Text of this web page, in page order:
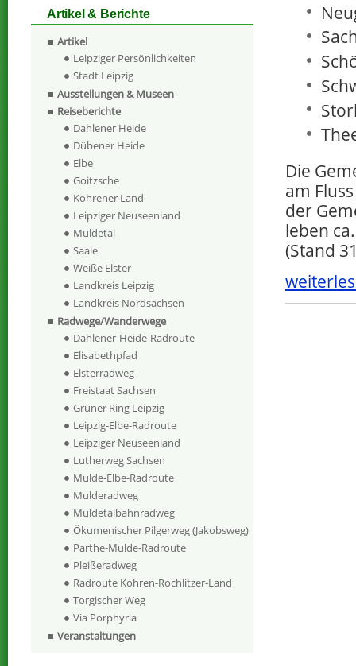
Die
am
der
leben
(Stand
Artikel & Berichte
Artikel
Leipziger Persönlichkeiten
Stadt Leipzig
Ausstellungen & Museen
Reiseberichte
Dahlener Heide
Dübener Heide
Elbe
Goitzsche
Kohrener Land
Leipziger Neuseenland
Muldetal
Saale
Weiße Elster
Landkreis Leipzig
Landkreis Nordsachsen
Radwege/Wanderwege
Dahlener-Heide-Radroute
Elisabethpfad
Elsterradweg
Freistaat Sachsen
Grüner Ring Leipzig
Leipzig-Elbe-Radroute
Leipziger Neuseenland
Lutherweg Sachsen
Mulde-Elbe-Radroute
Mulderadweg
Muldetalbahnradweg
Ökumenischer Pilgerweg (Jakobsweg)
Parthe-Mulde-Radroute
Pleißeradweg
Radroute Kohren-Rochlitzer-Land
Torgischer Weg
Via Porphyria
Veranstaltungen